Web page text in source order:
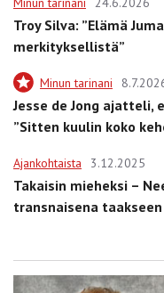
Troy Silva: ”Elämä
merkityksellistä”
Minun tarinani
Jesse de Jong ajatteli,
”Sitten kuulin koko
Ajankohtaista 3.12.2025
Takaisin mieheksi –
transnaisena taakseen